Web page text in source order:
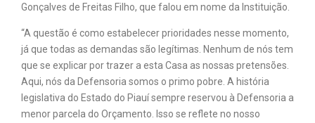
Gonçalves de Freitas Filho, que falou em nome da Instituição.
“A questão é como estabelecer prioridades nesse momento,
já que todas as demandas são legítimas. Nenhum de nós tem
que se explicar por trazer a esta Casa as nossas pretensões.
Aqui, nós da Defensoria somos o primo pobre. A história
legislativa do Estado do Piauí sempre reservou à Defensoria a
menor parcela do Orçamento. Isso se reflete no nosso